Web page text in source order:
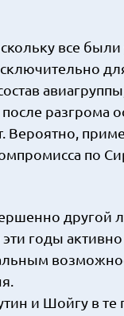
все
Вероятно,
по
другой
годы
и Шойгу в